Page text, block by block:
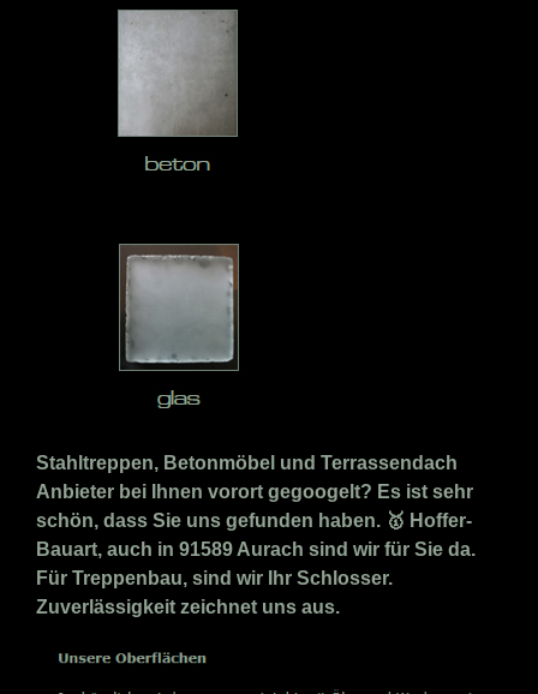
Stahltreppen, Betonmöbel und Terrassendach
Anbieter bei Ihnen vorort gegoogelt? Es ist sehr
schön, dass Sie uns gefunden haben. 🥇 Hoffer-
Bauart, auch in 91589 Aurach sind wir für Sie da.
Für Treppenbau, sind wir Ihr Schlosser.
Zuverlässigkeit zeichnet uns aus.